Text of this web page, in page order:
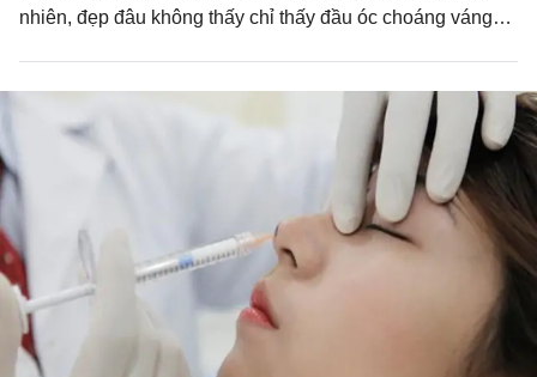
nhiên, đẹp đâu không thấy chỉ thấy đầu óc choáng váng…